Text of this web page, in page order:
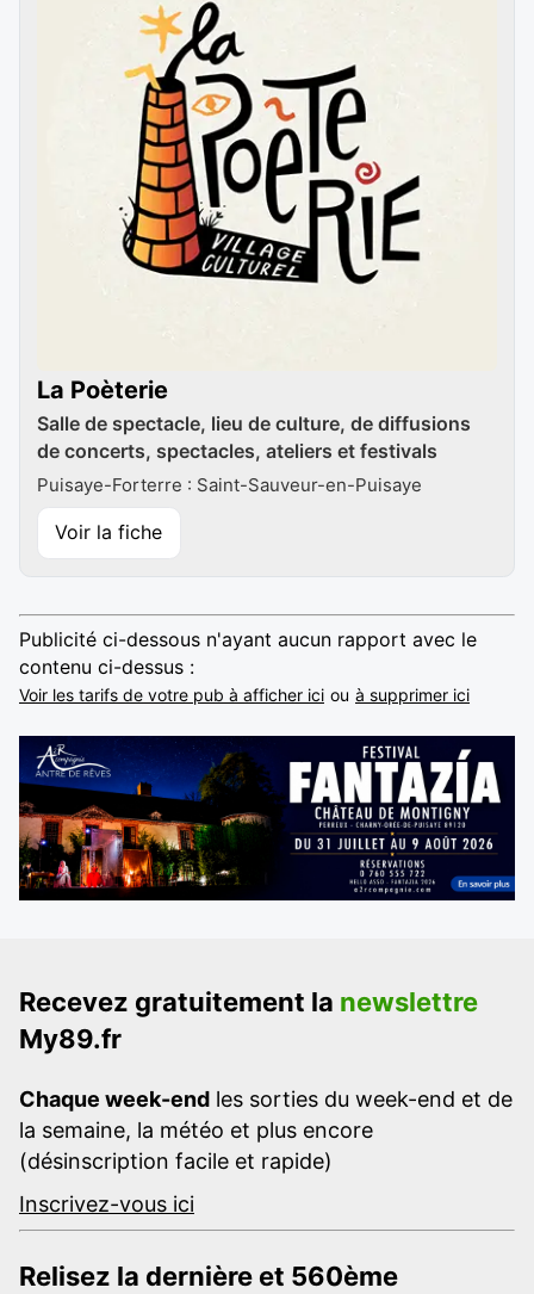
La Poèterie
Salle de spectacle, lieu de culture, de diffusions
de concerts, spectacles, ateliers et festivals
Puisaye-Forterre : Saint-Sauveur-en-Puisaye
Voir la fiche
Publicité ci-dessous n'ayant aucun rapport avec le
contenu ci-dessus :
Voir les tarifs de votre pub à afficher ici ou à supprimer ici
Recevez gratuitement la newslettre
My89.fr
Chaque week-end les sorties du week-end et de
la semaine, la météo et plus encore
(désinscription facile et rapide)
Inscrivez-vous ici
Relisez la dernière et 560ème